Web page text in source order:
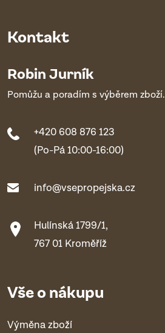
Kontakt
Robin Jurník
Pomůžu a poradím s výběrem zboží.
+420 608 876 123
(Po-Pá 10:00-16:00)
info@vsepropejska.cz
Hulínská 1799/1,
767 01 Kroměříž
Vše o nákupu
Výměna zboží